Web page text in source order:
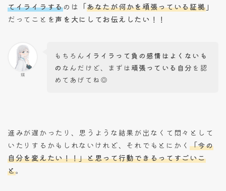
てイライラするのは 「あなたが何かを頑張っている証拠」
だってことを声を大にしてお伝えしたい！！
瑛
もちろん イライラって負の感情はよくないも
の なんだけど、まずは 頑張っている自分 を認
めてあげてね◎
進みが遅かったり、思うような結果が出なくて悶々として
いたりするかもしれないけれど、それでもとにかく「今の
自分を変えたい！！」と思って行動できるってすごいこ
と。